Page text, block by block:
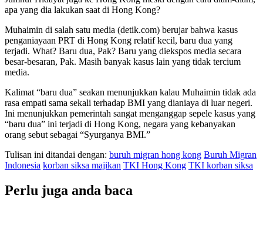
apa yang dia lakukan saat di Hong Kong?
Muhaimin di salah satu media (detik.com) berujar bahwa kasus
penganiayaan PRT di Hong Kong relatif kecil, baru dua yang
terjadi. What? Baru dua, Pak? Baru yang diekspos media secara
besar-besaran, Pak. Masih banyak kasus lain yang tidak tercium
media.
Kalimat “baru dua” seakan menunjukkan kalau Muhaimin tidak ada
rasa empati sama sekali terhadap BMI yang dianiaya di luar negeri.
Ini menunjukkan pemerintah sangat menganggap sepele kasus yang
“baru dua” ini terjadi di Hong Kong, negara yang kebanyakan
orang sebut sebagai “Syurganya BMI.”
Tulisan ini ditandai dengan: buruh migran hong kong Buruh Migran
Indonesia korban siksa majikan TKI Hong Kong TKI korban siksa
Perlu juga anda baca